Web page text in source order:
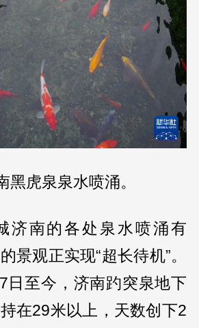
黑虎泉泉水喷涌。
济南的各处泉水喷涌有
景观正实现“超长待机”。
日至今，济南趵突泉地下
在29米以上，天数创下2